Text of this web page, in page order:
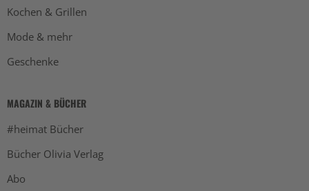
Kochen & Grillen
Mode & mehr
Geschenke
MAGAZIN & BÜCHER
#heimat Bücher
Bücher Olivia Verlag
Abo